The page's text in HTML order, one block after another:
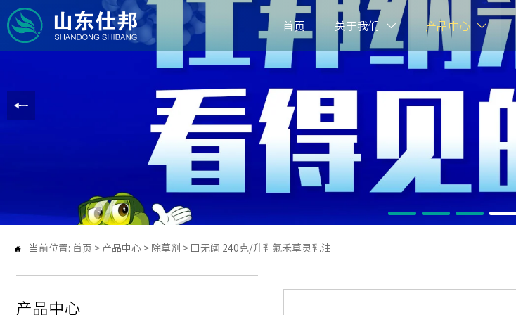
首页 关于我们  产品中心 
 当前位置: 首页 > 产品中心 > 除草剂 > 田无阔 240克/升乳氟禾草灵乳油
产品中心